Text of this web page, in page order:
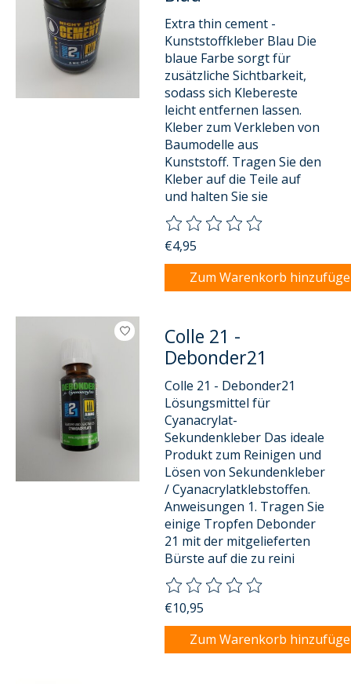
Extra thin cement -
Kunststoffkleber Blau Die
blaue Farbe sorgt für
zusätzliche Sichtbarkeit,
sodass sich Klebereste
leicht entfernen lassen.
Kleber zum Verkleben von
Baumodelle aus
Kunststoff. Tragen Sie den
Kleber auf die Teile auf
und halten Sie sie
Die Bewertung dieses
€4,95
Zum Warenkorb
Colle 21 -
Debonder21
Colle 21 - Debonder21
Lösungsmittel für
Cyanacrylat-
Sekundenkleber Das ideale
Produkt zum Reinigen und
Lösen von Sekundenkleber
/ Cyanacrylatklebstoffen.
Anweisungen 1. Tragen Sie
einige Tropfen Debonder
21 mit der mitgelieferten
Bürste auf die zu reini
Die Bewertung dieses
€10,95
Zum Warenkorb